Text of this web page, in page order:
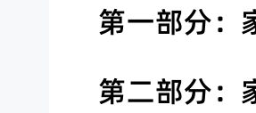
第一部分：
第二部分：